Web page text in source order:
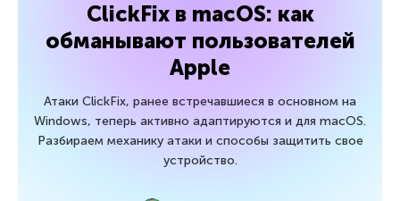
ClickFix в macOS: как
обманывают пользователей
Apple
Атаки ClickFix, ранее встречавшиеся в основном на
Windows, теперь активно адаптируются и для macOS.
Разбираем механику атаки и способы защитить свое
устройство.